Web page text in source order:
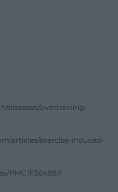
diseases/overtraining-
articles/exercise-induced-
PMC11136488/)